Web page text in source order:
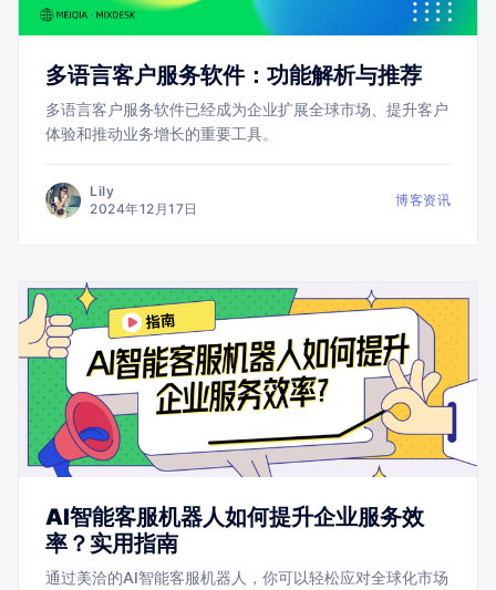
多语言客户服务软件：功能解析与推荐
多语言客户服务软件已经成为企业扩展全球市场、提升客户
体验和推动业务增长的重要工具。
Lily
2024年12月17日
博客资讯
AI智能客服机器人如何提升企业服务效
率？实用指南
通过美洽的AI智能客服机器人，你可以轻松应对全球化市场